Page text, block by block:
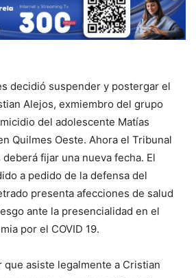
decidió suspender y postergar el
Alejos, exmiembro del grupo
del adolescente Matías
Quilmes Oeste. Ahora el Tribunal
deberá fijar una nueva fecha. El
a pedido de la defensa del
presenta afecciones de salud
ante la presencialidad en el
por el COVID 19.
que asiste legalmente a Cristian